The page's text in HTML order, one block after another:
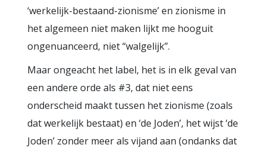
‘werkelijk-bestaand-zionisme’ en zionisme in
het algemeen niet maken lijkt me hooguit
ongenuanceerd, niet “walgelijk”.
Maar ongeacht het label, het is in elk geval van
een andere orde als #3, dat niet eens
onderscheid maakt tussen het zionisme (zoals
dat werkelijk bestaat) en ‘de Joden’, het wijst ‘de
Joden’ zonder meer als vijand aan (ondanks dat